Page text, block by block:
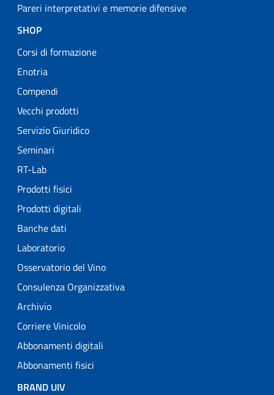
Pareri interpretativi e memorie difensive
SHOP
Corsi di formazione
Enotria
Compendi
Vecchi prodotti
Servizio Giuridico
Seminari
RT-Lab
Prodotti fisici
Prodotti digitali
Banche dati
Laboratorio
Osservatorio del Vino
Consulenza Organizzativa
Archivio
Corriere Vinicolo
Abbonamenti digitali
Abbonamenti fisici
BRAND UIV